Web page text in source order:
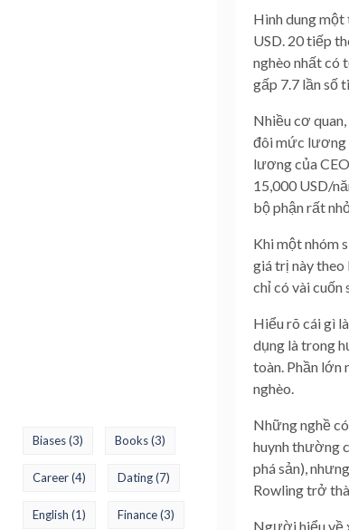
Biases(3) Books(3)
Career(4) Dating(7)
English (1) Finance(3)
Hình dung
USD. 20 tiếp
nghèo nhất có
gấp 7.7 lần số
Nhiều cơ
đôi mức lương
lương của
15,000 USD/
bộ phận rất
Khi một nhóm
giá trị này
chỉ có vài cuốn
Hiểu rõ cái gì
dụng là trong
toàn. Phần lớn
nghèo.
Những nghề
huynh thường
phá sản),
Rowling trở
Người hiểu về